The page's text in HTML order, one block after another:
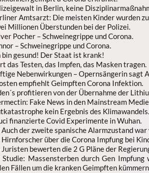
in Berlin, keine
Amtsarzt: Die meisten Kinder wurden
Millionen Überstunden bei der Polizei.
Pocher – Schweinegrippe und Corona.
– Schweinegrippe und Corona.
gesund! Der Staat ist krank!
das Testen, das Impfen, das Masken tragen.
Nebenwirkungen – Opernsängerin sagt
empfiehlt Geimpften Corona Infektion.
profitieren von der Übernahme der
Fake News in den Mainstream
kein Ergebnis des Klimawandels.
finanzierte Covid Experimente in Wuhan.
der zweite spanische Alarmzustand
über die Corona Impfung bei
bewerten die 2 G Pläne der
Massensterben durch Gen
Fällen um die kranken Geimpften